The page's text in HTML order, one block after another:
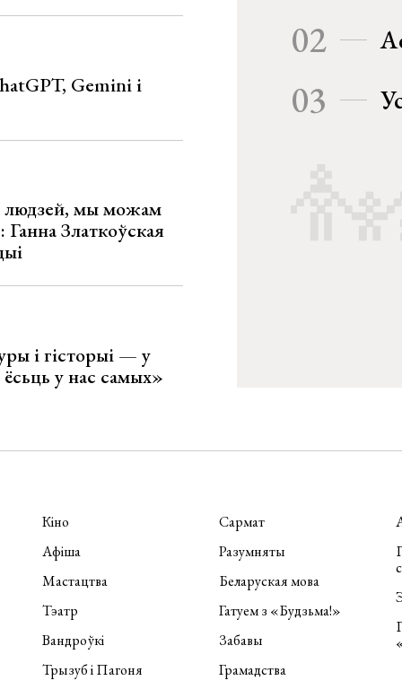
Gemini і
людзей, мы можам
Златкоўская
і гісторыі — у
у нас самых»
02
03
Кіно
Афіша
Мастацтва
Тэатр
Вандроўкі
Трызуб і Пагоня
Сармат
Разумняты
Беларуская мова
Гатуем з «Будзьма!»
Забавы
Грамадства